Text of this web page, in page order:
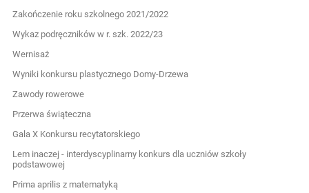
Zakończenie roku szkolnego 2021/2022
Wykaz podręczników w r. szk. 2022/23
Wernisaż
Wyniki konkursu plastycznego Domy-Drzewa
Zawody rowerowe
Przerwa świąteczna
Gala X Konkursu recytatorskiego
Lem inaczej - interdyscyplinarny konkurs dla uczniów szkoły
podstawowej
Prima aprilis z matematyką